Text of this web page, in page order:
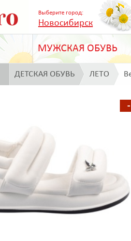
Выберите город:
Новосибирск
МУЖСКАЯ ОБУВЬ
ДЕТСКАЯ ОБУВЬ ЛЕТО